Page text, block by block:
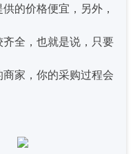
的价格便宜，另外，
全，也就是说，只要
家，你的采购过程会